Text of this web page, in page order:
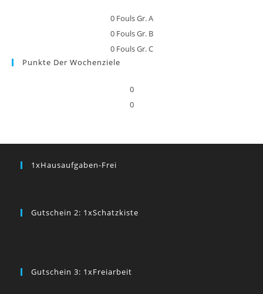
0 Fouls Gr. A
0 Fouls Gr. B
0 Fouls Gr. C
Punkte Der Wochenziele
0
0
1xHausaufgaben-Frei
Gutschein 2: 1xSchatzkiste
Gutschein 3: 1xFreiarbeit